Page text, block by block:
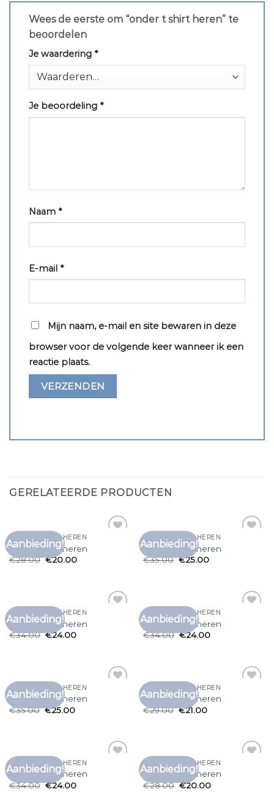
Wees de eerste om “onder t shirt heren” te
beoordelen
Je waardering *
Je beoordeling *
Naam *
E-mail *
Mijn naam, e-mail en site bewaren in deze
browser voor de volgende keer wanneer ik een
reactie plaats.
GERELATEERDE PRODUCTEN
Aanbieding!
ONDER T SHIRT HEREN
onder t shirt heren
€28.00 €20.00
Aanbieding!
ONDER T SHIRT HEREN
onder t shirt heren
€35.00 €25.00
Aanbieding!
ONDER T SHIRT HEREN
onder t shirt heren
€34.00 €24.00
Aanbieding!
ONDER T SHIRT HEREN
onder t shirt heren
€34.00 €24.00
Aanbieding!
ONDER T SHIRT HEREN
onder t shirt heren
€35.00 €25.00
Aanbieding!
ONDER T SHIRT HEREN
onder t shirt heren
€29.00 €21.00
Aanbieding!
ONDER T SHIRT HEREN
onder t shirt heren
€34.00 €24.00
Aanbieding!
ONDER T SHIRT HEREN
onder t shirt heren
€28.00 €20.00